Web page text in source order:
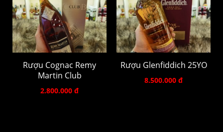
Rượu Cognac Remy
Martin Club
2.800.000 đ
Rượu Glenfiddich 25YO
8.500.000 đ